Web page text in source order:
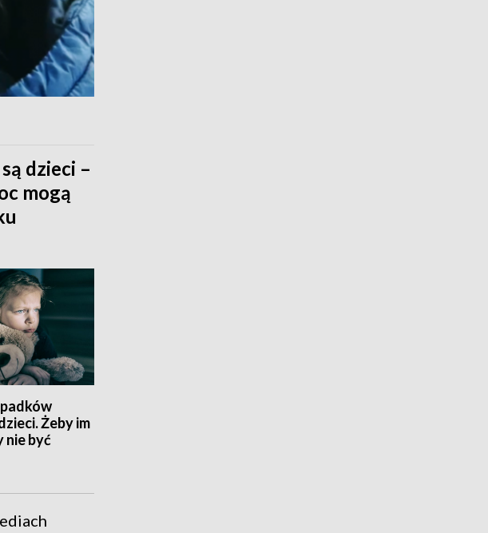
dzieci –
mogą
Żeby im
nie być